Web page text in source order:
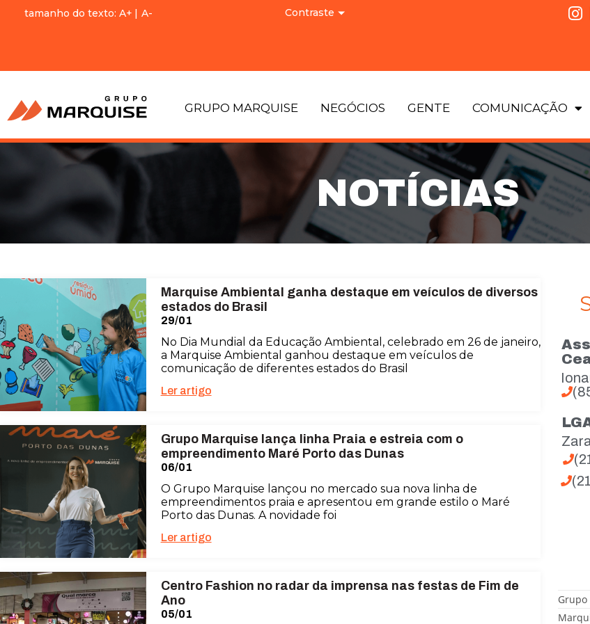
tamanho do texto: A+ | A- Contraste
GRUPO MARQUISE NEGÓCIOS GENTE COMUNICAÇÃO
NOTÍCIAS
Marquise Ambiental ganha destaque em veículos de diversos
estados do Brasil
29/01
No Dia Mundial da Educação Ambiental, celebrado em 26 de janeiro,
a Marquise Ambiental ganhou destaque em veículos de
comunicação de diferentes estados do Brasil
Ler artigo
Grupo Marquise lança linha Praia e estreia com o
empreendimento Maré Porto das Dunas
06/01
O Grupo Marquise lançou no mercado sua nova linha de
empreendimentos praia e apresentou em grande estilo o Maré
Porto das Dunas. A novidade foi
Ler artigo
Centro Fashion no radar da imprensa nas festas de Fim de
Ano
05/01